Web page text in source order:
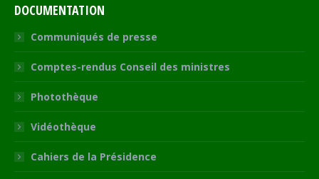
DOCUMENTATION
Communiqués de presse
Comptes-rendus Conseil des ministres
Photothèque
Vidéothèque
Cahiers de la Présidence